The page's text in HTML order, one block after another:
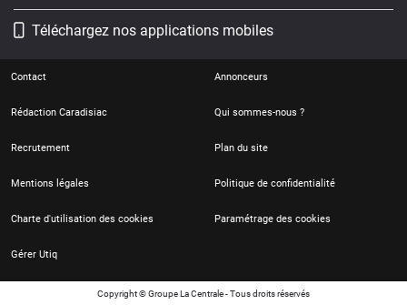
Téléchargez nos applications mobiles
Contact Annonceurs
Rédaction Caradisiac Qui sommes-nous ?
Recrutement Plan du site
Mentions légales Politique de confidentialité
Charte d'utilisation des cookies Paramétrage des cookies
Gérer Utiq
Copyright © Groupe La Centrale - Tous droits réservés